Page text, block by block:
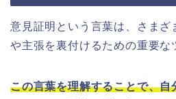
意見証明という言葉は、さまざ
や主張を裏付けるための重要な
この言葉を理解することで、自